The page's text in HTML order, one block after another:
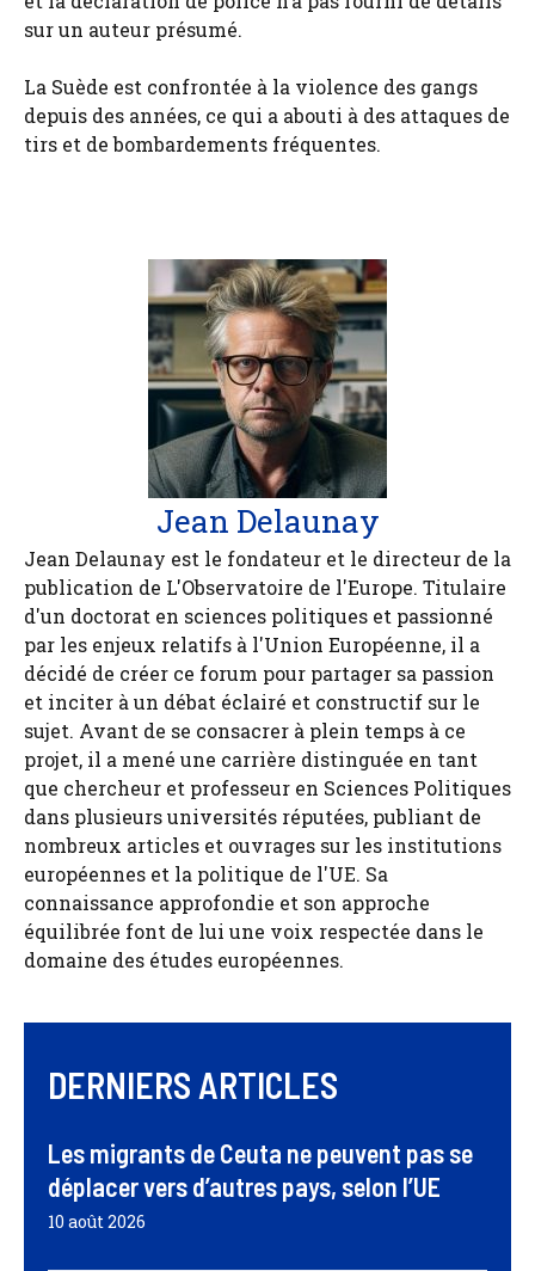
sur un auteur présumé.
La Suède est confrontée à la violence des gangs
depuis des années, ce qui a abouti à des attaques de
tirs et de bombardements fréquentes.
Jean Delaunay
Jean Delaunay est le fondateur et le directeur de la
publication de L'Observatoire de l'Europe. Titulaire
d'un doctorat en sciences politiques et passionné
par les enjeux relatifs à l'Union Européenne, il a
décidé de créer ce forum pour partager sa passion
et inciter à un débat éclairé et constructif sur le
sujet. Avant de se consacrer à plein temps à ce
projet, il a mené une carrière distinguée en tant
que chercheur et professeur en Sciences Politiques
dans plusieurs universités réputées, publiant de
nombreux articles et ouvrages sur les institutions
européennes et la politique de l'UE. Sa
connaissance approfondie et son approche
équilibrée font de lui une voix respectée dans le
domaine des études européennes.
DERNIERS ARTICLES
Les migrants de Ceuta ne peuvent pas se
déplacer vers d’autres pays, selon l’UE
10 août 2026